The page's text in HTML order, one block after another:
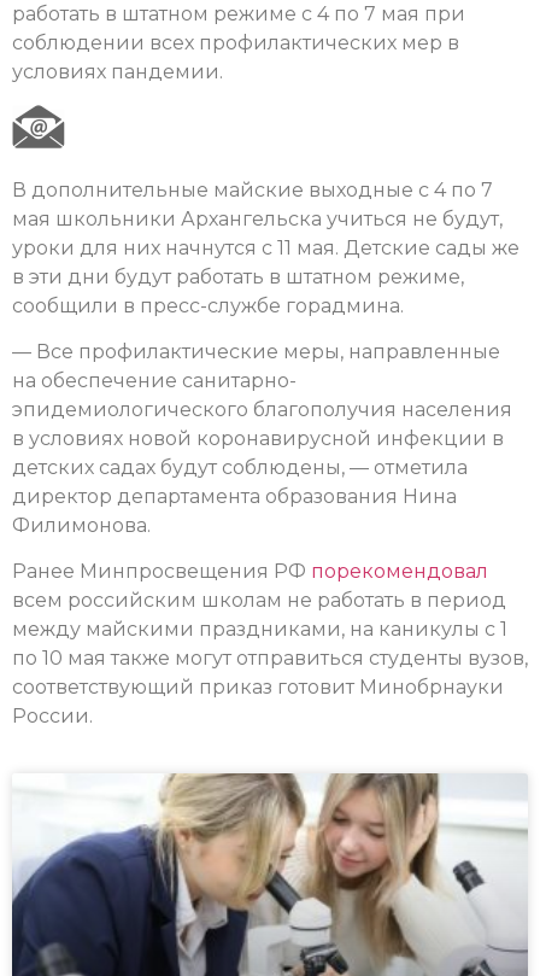
работать в штатном режиме с 4 по 7 мая при
соблюдении всех профилактических мер в
условиях пандемии.
В дополнительные майские выходные с 4 по 7
мая школьники Архангельска учиться не будут,
уроки для них начнутся с 11 мая. Детские сады же
в эти дни будут работать в штатном режиме,
сообщили в пресс-службе горадмина.
— Все профилактические меры, направленные
на обеспечение санитарно-
эпидемиологического благополучия населения
в условиях новой коронавирусной инфекции в
детских садах будут соблюдены, — отметила
директор департамента образования Нина
Филимонова.
Ранее Минпросвещения РФ порекомендовал
всем российским школам не работать в период
между майскими праздниками, на каникулы с 1
по 10 мая также могут отправиться студенты вузов,
соответствующий приказ готовит Минобрнауки
России.